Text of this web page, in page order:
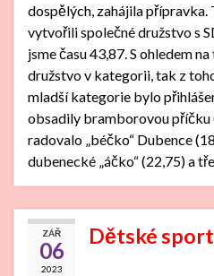
dospělých, zahájila přípravka.
vytvořili společné družstvo s
jsme času 43,87. S ohledem
družstvo v kategorii, tak z
mladší kategorie bylo
obsadily bramborovou příčku
radovalo „béčko“ Dubence
dubenecké „áčko“ (22,75) a
ZÁŘ
06
2023
Dětské